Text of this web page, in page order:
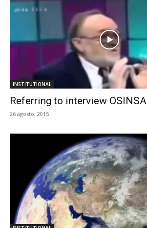
INSTITUTIONAL
Referring to interview OSINSA
26 agosto, 2015